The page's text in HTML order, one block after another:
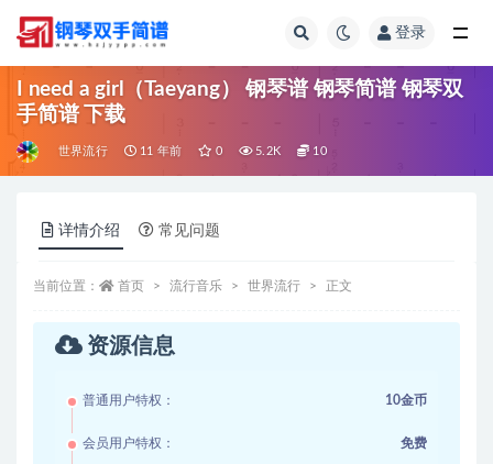
登录
I need a girl（Taeyang） 钢琴谱 钢琴简谱 钢琴双
手简谱 下载
世界流行 11 年前 0 5.2K 10
详情介绍 常见问题
当前位置： 首页 流行音乐 世界流行 正文
资源信息
普通用户特权： 10金币
会员用户特权： 免费